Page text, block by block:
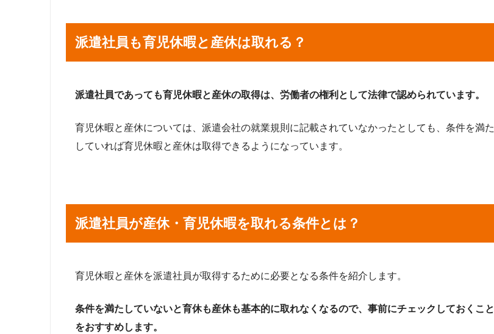
派遣社員も育児休暇と産休は取れる？
派遣社員であっても育児休暇と産休の取得は、労働者の権利として法律で認められています。
育児休暇と産休については、派遣会社の就業規則に記載されていなかったとしても、条件を満た
していれば育児休暇と産休は取得できるようになっています。
派遣社員が産休・育児休暇を取れる条件とは？
育児休暇と産休を派遣社員が取得するために必要となる条件を紹介します。
条件を満たしていないと育休も産休も基本的に取れなくなるので、事前にチェックしておくこと
をおすすめします。